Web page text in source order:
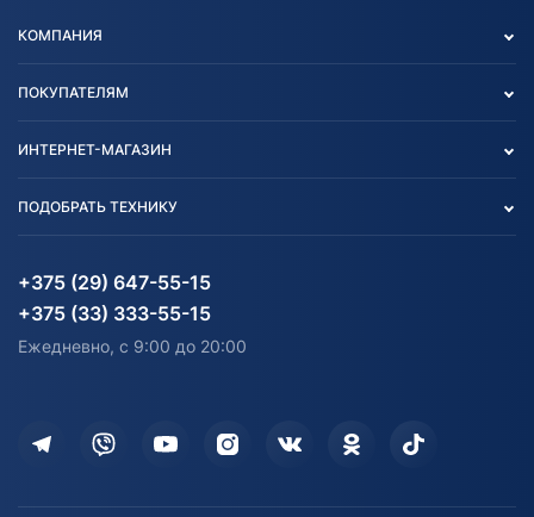
КОМПАНИЯ
Блог
Карта сайта
ПОКУПАТЕЛЯМ
Согласие на обработку
Информация до получения
согласия на обработку
Дополнительные услуги
Оставить отзыв
ИНТЕРНЕТ-МАГАЗИН
Агротехника
Водный транспорт
Электротранспорт
ПОДОБРАТЬ ТЕХНИКУ
Агротехника
Электротранспорт
+375 (29) 647-55-15
+375 (33) 333-55-15
Ежедневно, с 9:00 до 20:00